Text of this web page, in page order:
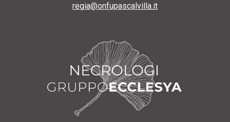
regia@onfupascalvilla.it